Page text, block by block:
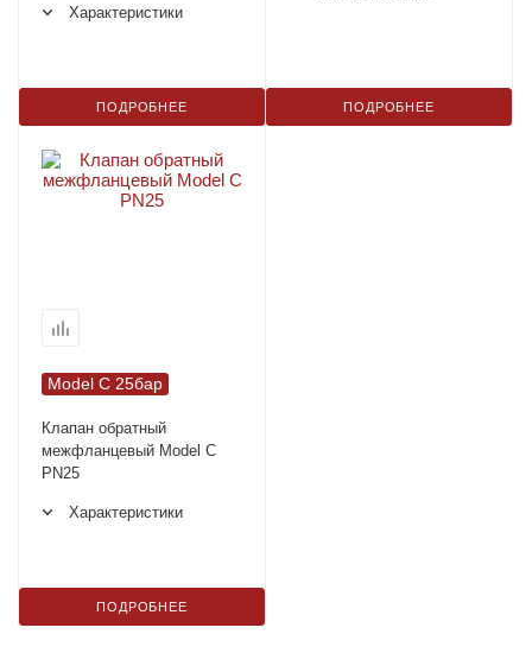
Характеристики
ПОДРОБНЕЕ ПОДРОБНЕЕ
Model C 25бар
Клапан обратный
межфланцевый Model C
PN25
Характеристики
ПОДРОБНЕЕ